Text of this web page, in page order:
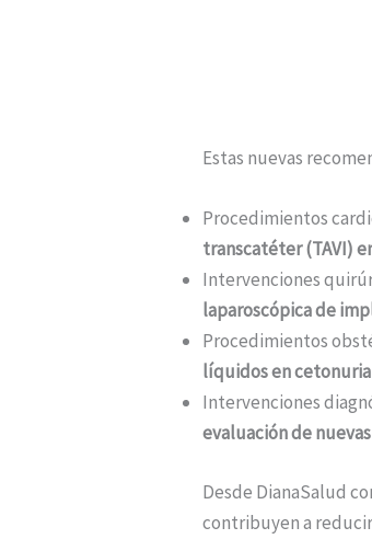
Estas nuevas
Procedimientos
transcatéter (TAVI)
Intervenciones
laparoscópica de
Procedimientos
líquidos en
Intervenciones
evaluación de
Desde DianaSalud
contribuyen a